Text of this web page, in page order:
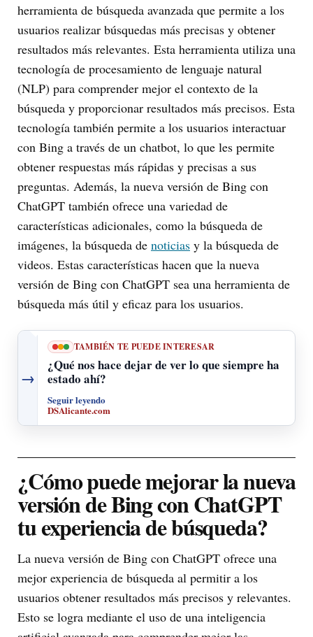
herramienta de búsqueda avanzada que permite a los
usuarios realizar búsquedas más precisas y obtener
resultados más relevantes. Esta herramienta utiliza una
tecnología de procesamiento de lenguaje natural
(NLP) para comprender mejor el contexto de la
búsqueda y proporcionar resultados más precisos. Esta
tecnología también permite a los usuarios interactuar
con Bing a través de un chatbot, lo que les permite
obtener respuestas más rápidas y precisas a sus
preguntas. Además, la nueva versión de Bing con
ChatGPT también ofrece una variedad de
características adicionales, como la búsqueda de
imágenes, la búsqueda de noticias y la búsqueda de
videos. Estas características hacen que la nueva
versión de Bing con ChatGPT sea una herramienta de
búsqueda más útil y eficaz para los usuarios.
→
TAMBIÉN TE PUEDE INTERESAR
¿Qué nos hace dejar de ver lo que siempre ha
estado ahí?
Seguir leyendo
DSAlicante.com
¿Cómo puede mejorar la nueva
versión de Bing con ChatGPT
tu experiencia de búsqueda?
La nueva versión de Bing con ChatGPT ofrece una
mejor experiencia de búsqueda al permitir a los
usuarios obtener resultados más precisos y relevantes.
Esto se logra mediante el uso de una inteligencia